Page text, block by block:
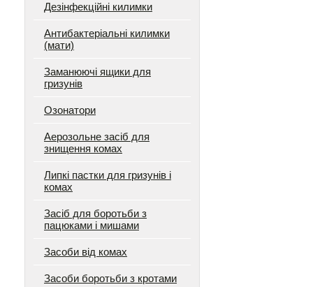
Дезінфекційні килимки
Антибактеріальні килимки
(мати)
Заманюючі ящики для
гризунів
Озонатори
Аерозольне засіб для
знищення комах
Липкі пастки для гризунів і
комах
Засіб для боротьби з
пацюками і мишами
Засоби від комах
Засоби боротьби з кротами